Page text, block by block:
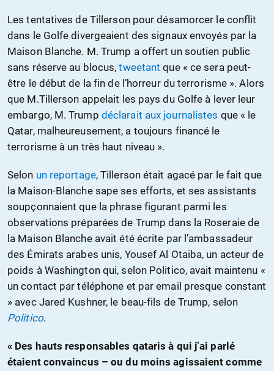
Les tentatives de Tillerson pour désamorcer le conflit
dans le Golfe divergeaient des signaux envoyés par la
Maison Blanche. M. Trump a offert un soutien public
sans réserve au blocus,tweetant que « ce sera peut-
être le début de la fin de l’horreur du terrorisme ». Alors
que M.Tillerson appelait les pays du Golfe à lever leur
embargo, M. Trump déclarait aux journalistes que « le
Qatar, malheureusement, a toujours financé le
terrorisme à un très haut niveau ».
Selon un reportage, Tillerson était agacé par le fait que
la Maison-Blanche sape ses efforts, et ses assistants
soupçonnaient que la phrase figurant parmi les
observations préparées de Trump dans la Roseraie de
la Maison Blanche avait été écrite par l’ambassadeur
des Émirats arabes unis, Yousef Al Otaiba, un acteur de
poids à Washington qui, selon Politico, avait maintenu «
un contact par téléphone et par email presque constant
» avec Jared Kushner, le beau-fils de Trump, selon
Politico.
« Des hauts responsables qataris à qui j’ai parlé
étaient convaincus – ou du moins agissaient comme